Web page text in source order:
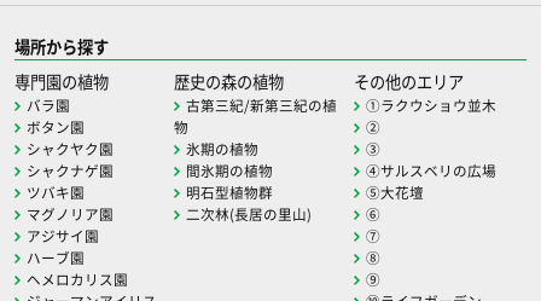
場所から探す
専門園の植物
バラ園
ボタン園
シャクヤク園
シャクナゲ園
ツバキ園
マグノリア園
アジサイ園
ハーブ園
ヘメロカリス園
歴史の森の植物
古第三紀/新第三紀の植
物
氷期の植物
間氷期の植物
明石型植物群
二次林(長居の里山)
その他のエリア
①ラクウショウ並木
②
③
④サルスベリの広場
⑤大花壇
⑥
⑦
⑧
⑨